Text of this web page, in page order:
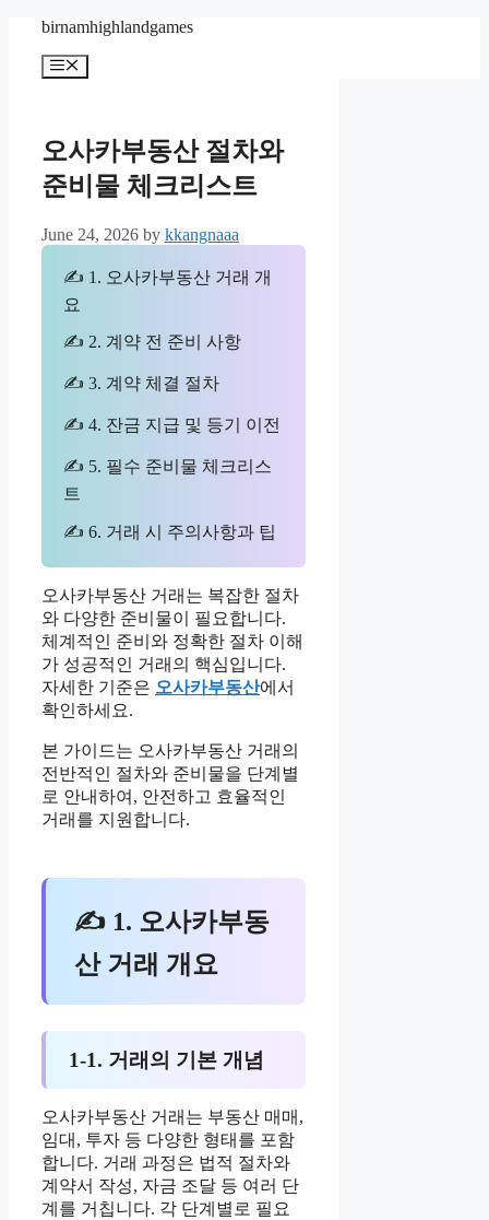
content
birnamhighlandgames
Menu
오사카부동산 절차와
준비물 체크리스트
June 24, 2026 by kkangnaaa
✍ 1. 오사카부동산 거래 개
요
✍ 2. 계약 전 준비 사항
✍ 3. 계약 체결 절차
✍ 4. 잔금 지급 및 등기 이전
✍ 5. 필수 준비물 체크리스
트
✍ 6. 거래 시 주의사항과 팁
오사카부동산 거래는 복잡한 절차
와 다양한 준비물이 필요합니다.
체계적인 준비와 정확한 절차 이해
가 성공적인 거래의 핵심입니다.
자세한 기준은 오사카부동산에서
확인하세요.
본 가이드는 오사카부동산 거래의
전반적인 절차와 준비물을 단계별
로 안내하여, 안전하고 효율적인
거래를 지원합니다.
✍ 1. 오사카부동
산 거래 개요
1-1. 거래의 기본 개념
오사카부동산 거래는 부동산 매매,
임대, 투자 등 다양한 형태를 포함
합니다. 거래 과정은 법적 절차와
계약서 작성, 자금 조달 등 여러 단
계를 거칩니다. 각 단계별로 필요